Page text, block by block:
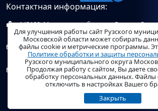
Контактная информация:
143100, Московская область, г.Руза,
Схема проезда
Общий отдел Администрации Рузского
округа:ruza_region_ruza@mosreg.ru.
Отдел по работе с обращениями граждан
Рузского муниципального округа:
Для улучшения работы сайт Рузского
Московской области может собирать
файлы cookie и метрические программы.
Политике обработки и защиты
Рузского муниципального округа
Продолжая работу с сайтом, Вы даете
обработку персональных данных.
отключить в настройках Вашего
Закрыть